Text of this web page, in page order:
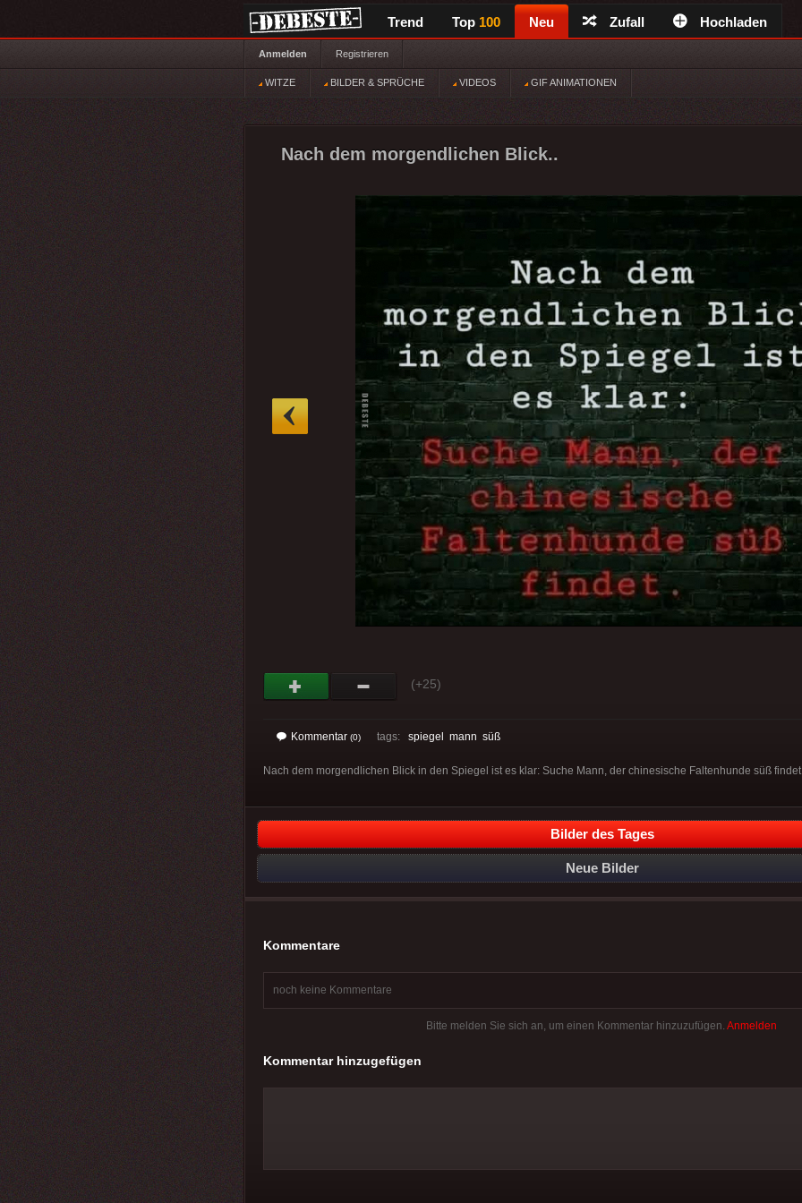
Trend Top 100 Neu Zufall Hochladen
Anmelden Registrieren
WITZE BILDER & SPRÜCHE VIDEOS GIF ANIMATIONEN
Nach dem morgendlichen Blick..
(+25)
Kommentar (0) tags: spiegel mann süß
Nach dem morgendlichen Blick in den Spiegel ist es klar: Suche Mann, der chinesische Faltenhunde süß
Bilder des Tages
Neue Bilder
Kommentare
noch keine Kommentare
Bitte melden Sie sich an, um einen Kommentar hinzuzufügen. Anmelden
Kommentar hinzugefügen